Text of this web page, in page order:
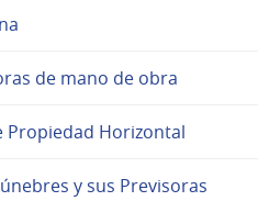
de mano de obra
Propiedad Horizontal
y sus Previsoras